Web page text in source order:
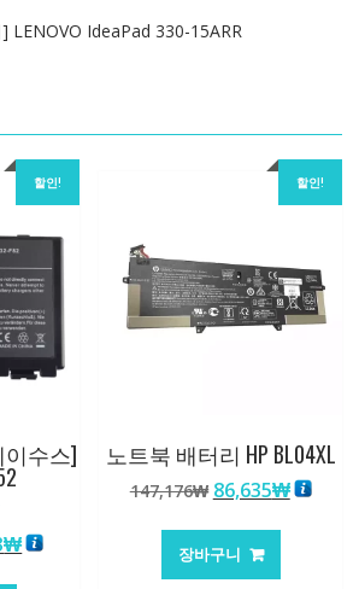
LENOVO IdeaPad 330-15ARR
할인!
수스]
₩현
할인!
노트북 배터리 HP BL04XL
147,176₩ 원
가
격:
86,635₩현
장바구니